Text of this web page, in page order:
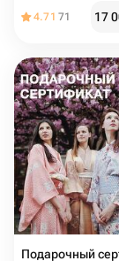
Сакуры»
4.71 71 17
Подарочный